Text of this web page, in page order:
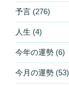
予言 (276)
人生 (4)
今年の運勢 (6)
今月の運勢 (53)